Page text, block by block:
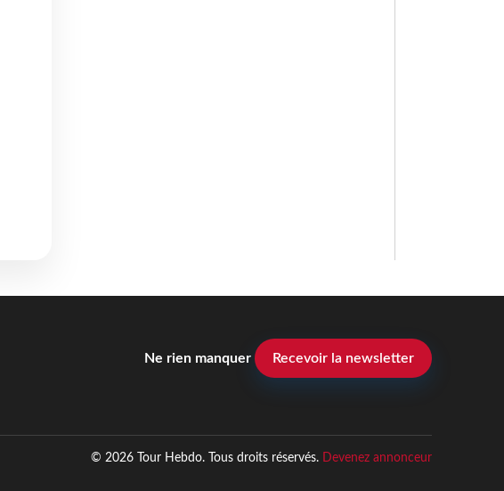
Ne rien manquer Recevoir la newsletter
© 2026 Tour Hebdo. Tous droits réservés. Devenez annonceur